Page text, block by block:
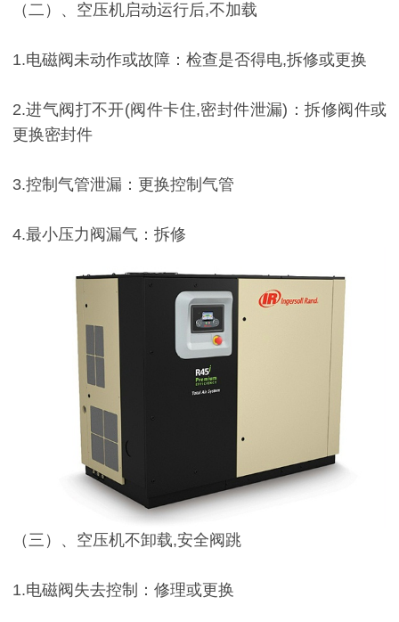
（二）、空压机启动运行后,不加载
1.电磁阀未动作或故障：检查是否得电,拆修或更换
2.进气阀打不开(阀件卡住,密封件泄漏)：拆修阀件或
更换密封件
3.控制气管泄漏：更换控制气管
4.最小压力阀漏气：拆修
（三）、空压机不卸载,安全阀跳
1.电磁阀失去控制：修理或更换